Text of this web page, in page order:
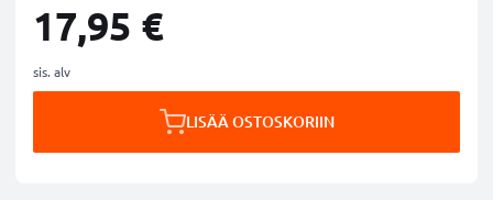
17,95 €
sis. alv
LISÄÄ OSTOSKORIIN